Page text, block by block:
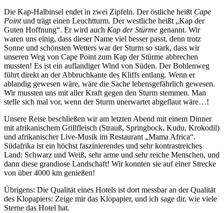
Die Kap-Halbinsel endet in zwei Zipfeln. Der östliche heißt Cape
Pointund trägt einen Leuchtturm. Der westliche heißt
Kap der
Guten Hoffnung . Er wird auch Kap der Stürme genannt. Wir
waren uns einig, dass dieser Name viel besser passt, denn trotz
Sonne und schönsten Wetters war der Sturm so stark, dass wir
unseren Weg von Cape Point zum Kap der Stürme abbrechen
mussten! Es ist ein auflandiger Wind von Süden. Der Bohlenweg
führt direkt an der Abbruchkante des Kliffs entlang. Wenn er
ablandig gewesen wäre, wäre die Sache lebensgefährlich gewesen.
Wir mussten uns mit aller Kraft gegen den Sturm stemmen. Man
stelle sich mal vor, wenn der Sturm unerwartet abgeflaut wäre…!
Unsere Reise beschließen wir am letzten Abend mit einem Dinner
mit afrikanischem Grillfleisch (Strauß, Springbock, Kudu, Krokodil)
und afrikanischer Live-Musik im Restaurant
Mama Africa .
Südafrika ist ein höchst faszinierendes und sehr kontrastreiches
Land: Schwarz und Weiß, sehr arme und sehr reiche Menschen, und
dann diese grandiose Landschaft! Wir konnten sie auf einer Strecke
von über 4000 km genießen!
Übrigens: Die Qualität eines Hotels ist dort messbar an der Qualität
des Klopapiers: Zeige mir das Klopapier, und ich sage dir, wie viele
Sterne das Hotel hat.